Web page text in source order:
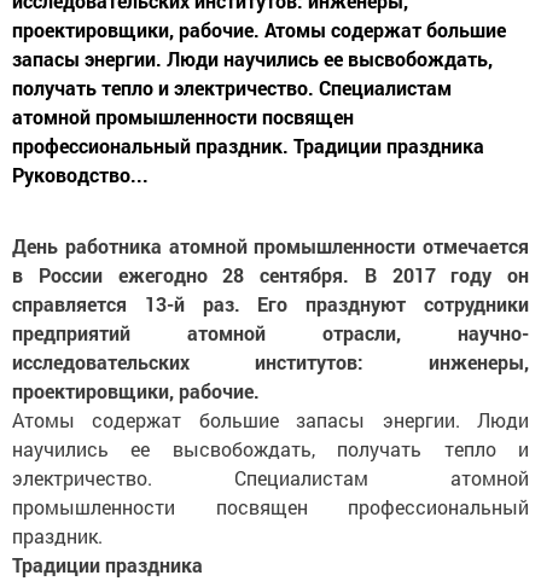
проектировщики, рабочие. Атомы содержат большие
запасы энергии. Люди научились ее высвобождать,
получать тепло и электричество. Специалистам
атомной промышленности посвящен
профессиональный праздник. Традиции праздника
Руководство...
День работника атомной промышленности отмечается
в России ежегодно 28 сентября. В 2017 году он
справляется 13-й раз. Его празднуют сотрудники
предприятий атомной отрасли, научно-
исследовательских институтов: инженеры,
проектировщики, рабочие.
Атомы содержат большие запасы энергии. Люди
научились ее высвобождать, получать тепло и
электричество. Специалистам атомной
промышленности посвящен профессиональный
праздник.
Традиции праздника